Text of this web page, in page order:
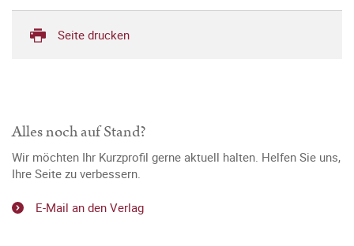
Seite drucken
Alles noch auf Stand?
Wir möchten Ihr Kurzprofil gerne aktuell halten. Helfen Sie uns,
Ihre Seite zu verbessern.
E-Mail an den Verlag